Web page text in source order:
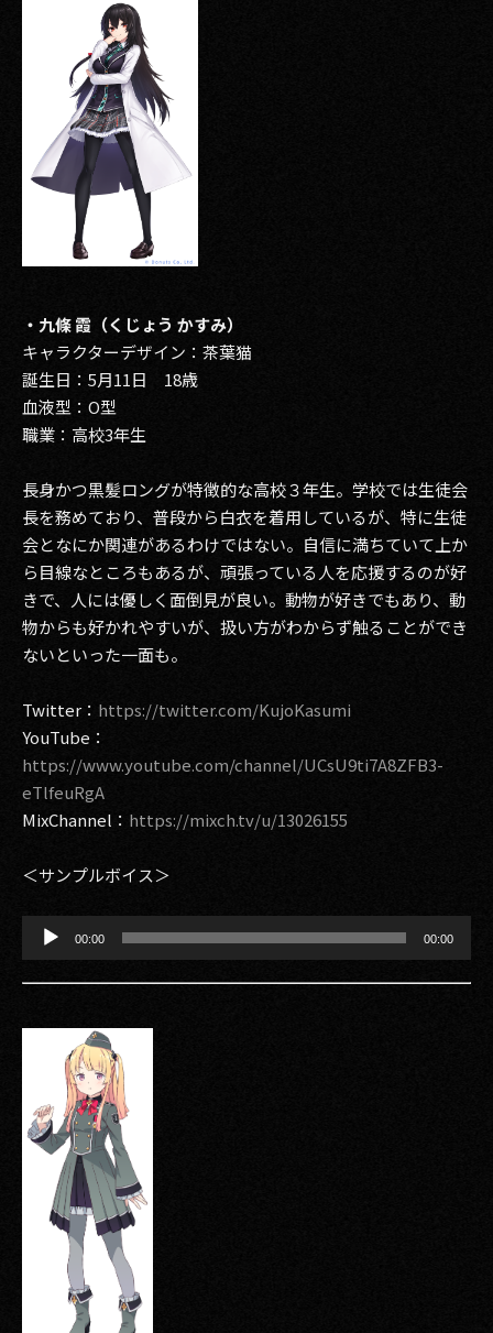
・九條 霞（くじょう かすみ）
キャラクターデザイン：茶葉猫
誕生日：5月11日 18歳
血液型：O型
職業：高校3年生
長身かつ黒髪ロングが特徴的な高校３年生。学校では生徒会
長を務めており、普段から白衣を着用しているが、特に生徒
会となにか関連があるわけではない。自信に満ちていて上か
ら目線なところもあるが、頑張っている人を応援するのが好
きで、人には優しく面倒見が良い。動物が好きでもあり、動
物からも好かれやすいが、扱い方がわからず触ることができ
ないといった一面も。
Twitter： https://twitter.com/KujoKasumi
YouTube：
https://www.youtube.com/channel/UCsU9ti7A8ZFB3-
eTlfeuRgA
MixChannel： https://mixch.tv/u/13026155
＜サンプルボイス＞
レ
ヤ
00:00 00:00